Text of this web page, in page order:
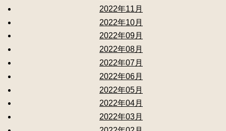
2022年11月
2022年10月
2022年09月
2022年08月
2022年07月
2022年06月
2022年05月
2022年04月
2022年03月